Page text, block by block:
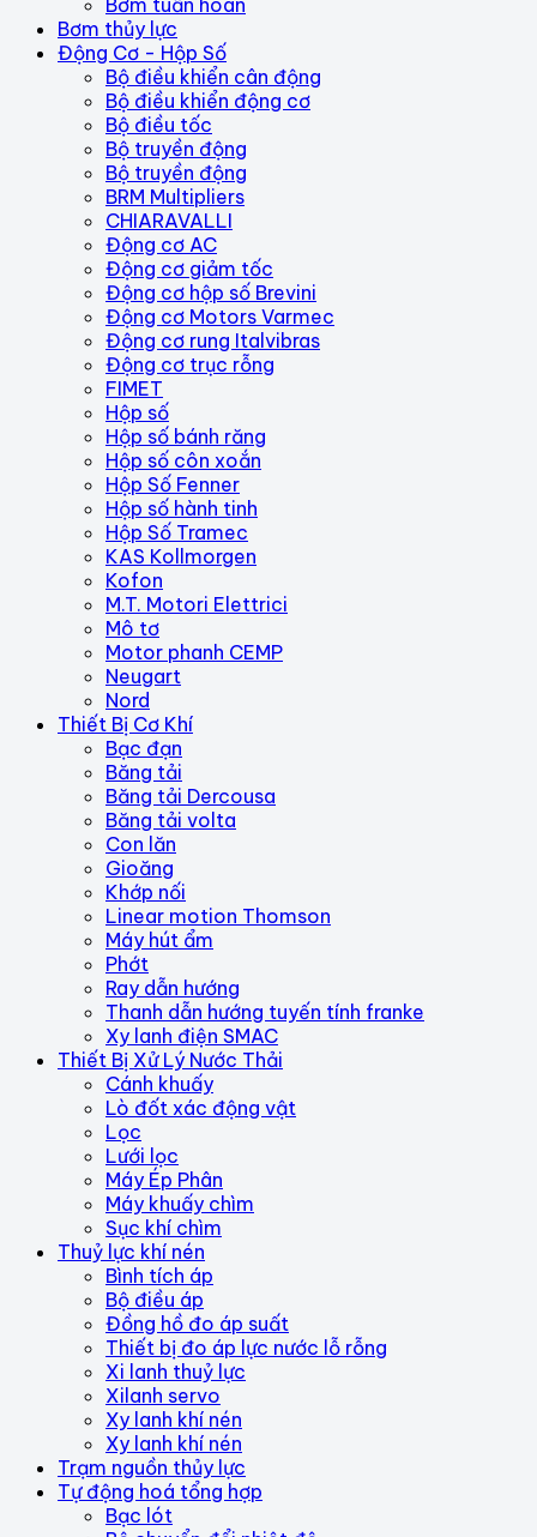
Bơm thủy lực
Động Cơ - Hộp Số
Bộ điều khiển cân động
Bộ điều khiển động cơ
Bộ điều tốc
Bộ truyền động
Bộ truyền động
BRM Multipliers
CHIARAVALLI
Động cơ AC
Động cơ giảm tốc
Động cơ hộp số Brevini
Động cơ Motors Varmec
Động cơ rung Italvibras
Động cơ trục rỗng
FIMET
Hộp số
Hộp số bánh răng
Hộp số côn xoắn
Hộp Số Fenner
Hộp số hành tinh
Hộp Số Tramec
KAS Kollmorgen
Kofon
M.T. Motori Elettrici
Mô tơ
Motor phanh CEMP
Neugart
Nord
Thiết Bị Cơ Khí
Bạc đạn
Băng tải
Băng tải Dercousa
Băng tải volta
Con lăn
Gioăng
Khớp nối
Linear motion Thomson
Máy hút ẩm
Phớt
Ray dẫn hướng
Thanh dẫn hướng tuyến tính franke
Xy lanh điện SMAC
Thiết Bị Xử Lý Nước Thải
Cánh khuấy
Lò đốt xác động vật
Lọc
Lưới lọc
Máy Ép Phân
Máy khuấy chìm
Sục khí chìm
Thuỷ lực khí nén
Bình tích áp
Bộ điều áp
Đồng hồ đo áp suất
Thiết bị đo áp lực nước lỗ rỗng
Xi lanh thuỷ lực
Xilanh servo
Xy lanh khí nén
Xy lanh khí nén
Trạm nguồn thủy lực
Tự động hoá tổng hợp
Bạc lót